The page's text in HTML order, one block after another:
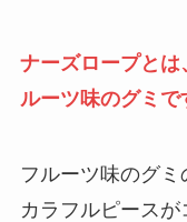
ナーズロープと
ルーツ味のグミで
フルーツ味のグ
カラフルピースが